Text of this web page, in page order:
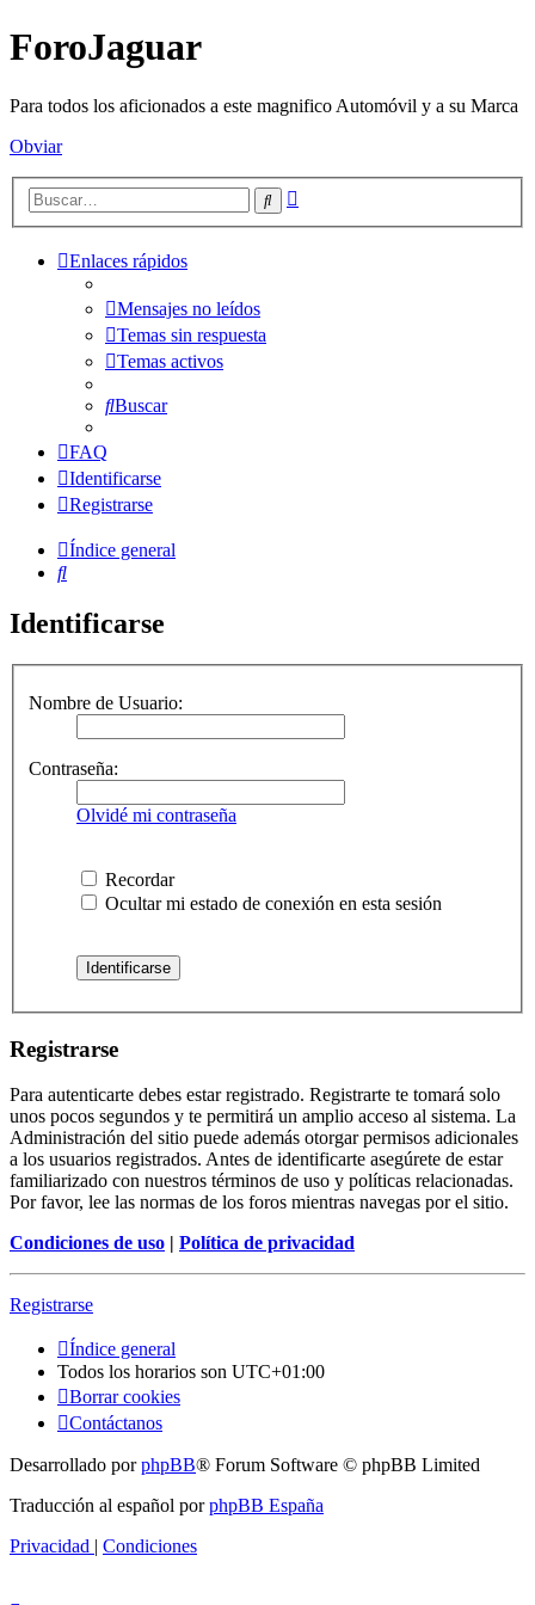
ForoJaguar
Para todos los aficionados a este magnifico Automóvil y a su Marca
Obviar
Buscar
Enlaces rápidos
Mensajes no leídos
Temas sin respuesta
Temas activos
Buscar
FAQ
Identificarse
Registrarse
Índice general
Buscar
Identificarse
Nombre de Usuario:
Contraseña:
Olvidé mi contraseña
Recordar
Ocultar mi estado de conexión en esta sesión
Registrarse
Para autenticarte debes estar registrado. Registrarte te tomará solo
unos pocos segundos y te permitirá un amplio acceso al sistema. La
Administración del sitio puede además otorgar permisos adicionales
a los usuarios registrados. Antes de identificarte asegúrete de estar
familiarizado con nuestros términos de uso y políticas relacionadas.
Por favor, lee las normas de los foros mientras navegas por el sitio.
Condiciones de uso | Política de privacidad
Registrarse
Índice general
Todos los horarios son UTC+01:00
Borrar cookies
Contáctanos
Desarrollado porphpBB® Forum Software © phpBB Limited
Traducción al español porphpBB España
Privacidad | Condiciones